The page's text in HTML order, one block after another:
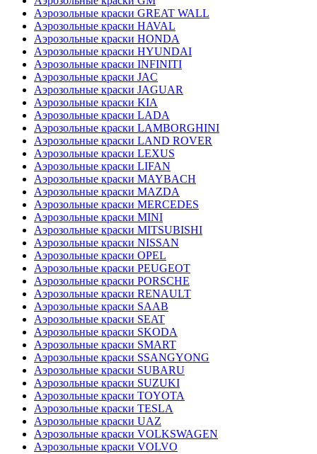
Аэрозольные краски GREAT WALL
Аэрозольные краски HAVAL
Аэрозольные краски HONDA
Аэрозольные краски HYUNDAI
Аэрозольные краски INFINITI
Аэрозольные краски JAC
Аэрозольные краски JAGUAR
Аэрозольные краски KIA
Аэрозольные краски LADA
Аэрозольные краски LAMBORGHINI
Аэрозольные краски LAND ROVER
Аэрозольные краски LEXUS
Аэрозольные краски LIFAN
Аэрозольные краски MAYBACH
Аэрозольные краски MAZDA
Аэрозольные краски MERCEDES
Аэрозольные краски MINI
Аэрозольные краски MITSUBISHI
Аэрозольные краски NISSAN
Аэрозольные краски OPEL
Аэрозольные краски PEUGEOT
Аэрозольные краски PORSCHE
Аэрозольные краски RENAULT
Аэрозольные краски SAAB
Аэрозольные краски SEAT
Аэрозольные краски SKODA
Аэрозольные краски SMART
Аэрозольные краски SSANGYONG
Аэрозольные краски SUBARU
Аэрозольные краски SUZUKI
Аэрозольные краски TOYOTA
Аэрозольные краски TESLA
Аэрозольные краски UAZ
Аэрозольные краски VOLKSWAGEN
Аэрозольные краски VOLVO